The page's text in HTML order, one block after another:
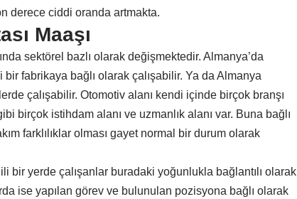
derece ciddi oranda artmakta.
Maaşı
sektörel bazlı olarak değişmektedir. Almanya’da
fabrikaya bağlı olarak çalışabilir. Ya da Almanya
çalışabilir. Otomotiv alanı kendi içinde birçok branşı
birçok istihdam alanı ve uzmanlık alanı var. Buna bağlı
farklılıklar olması gayet normal bir durum olarak
bir yerde çalışanlar buradaki yoğunlukla bağlantılı olarak
ise yapılan görev ve bulunulan pozisyona bağlı olarak